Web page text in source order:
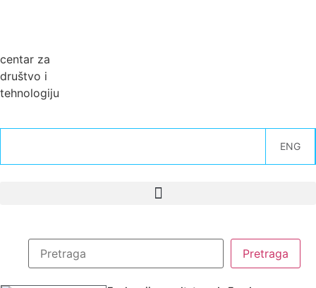
centar za
društvo i
tehnologiju
ENG